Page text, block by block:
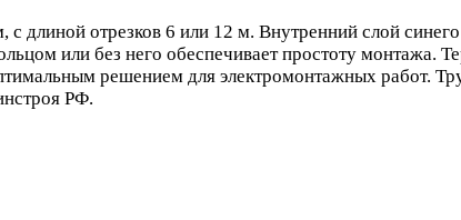
длиной отрезков 6 или 12 м. Внутренний слой
или без него обеспечивает простоту монтажа.
решением для электромонтажных работ.
РФ.